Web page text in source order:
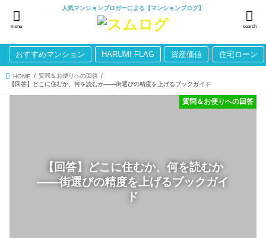
人気マンションブロガーによる【マンションブログ】
search
menu
おすすめマンション HARUMI FLAG 資産価値 住宅ローン
HOME
質問＆お便りへの回答
【回答】どこに住むか、何を読むか――街選びの精度を上げるブックガイド
【回答】どこに住むか、何を読むか
――街選びの精度を上げるブックガイ
ド
質問＆お便りへの回答